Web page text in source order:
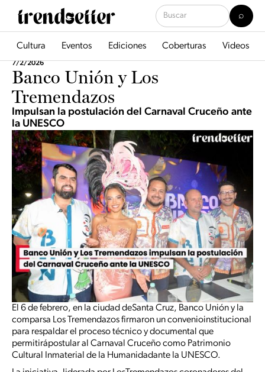
Cultura Eventos Ediciones Coberturas Videos
7/2/2026
Banco Unión y Los
Tremendazos
Impulsan la postulación del Carnaval Cruceño ante
la UNESCO
El 6 de febrero, en la ciudad deSanta Cruz, Banco Unión y la
comparsa Los Tremendazos firmaron un convenioinstitucional
para respaldar el proceso técnico y documental que
permitirápostular al Carnaval Cruceño como Patrimonio
Cultural Inmaterial de la Humanidadante la UNESCO.